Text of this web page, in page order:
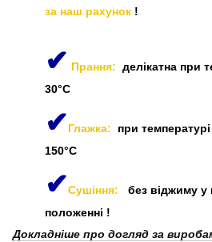
за наш рахунок !
✔ Прання: делікатна при
30°C
✔Глажка: при
150°C
✔Сушіння:
без віджиму у
положенні !
Докладніше про догляд за